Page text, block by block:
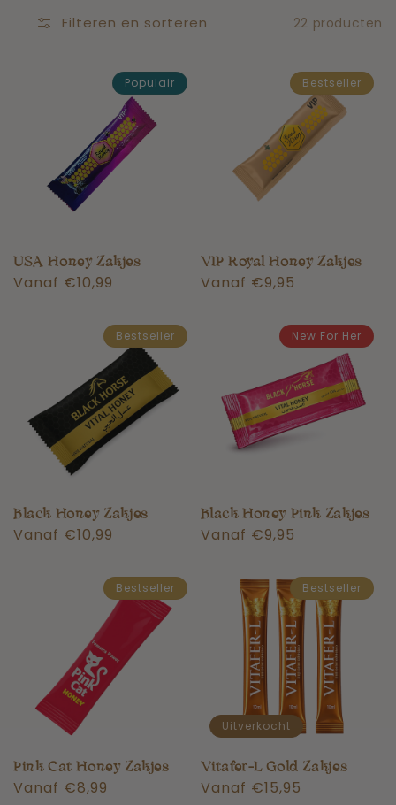
Filteren en sorteren 22 producten
USA Honey Zakjes
Normale
Vanaf €10,99
Populair
VIP Royal Honey Zakjes
Normale
Vanaf €9,95
Bestseller
Black Honey Zakjes
Normale
Vanaf €10,99
Bestseller
Black Honey Pink Zakjes
Normale
Vanaf €9,95
New For Her
Pink Cat Honey Zakjes
Normale
Vanaf €8,99
Bestseller
Vitafer-L Gold Zakjes
Normale
Vanaf €15,95
Uitverkocht
Bestseller